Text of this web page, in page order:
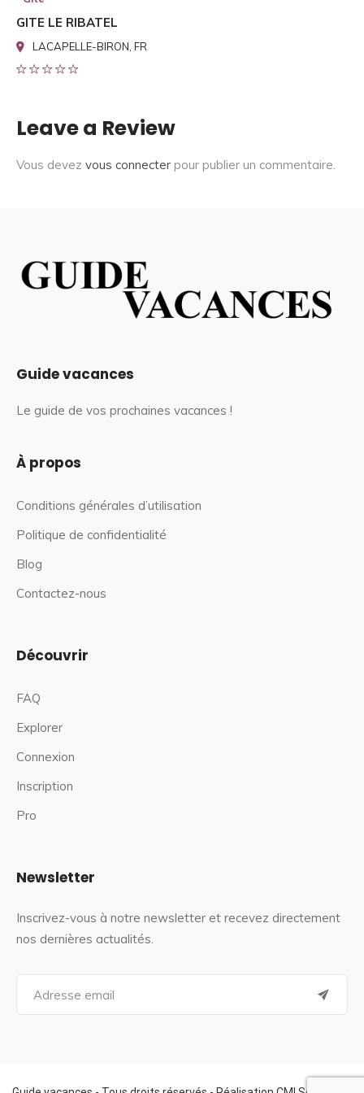
GITE LE RIBATEL
LACAPELLE-BIRON, FR
Leave a Review
Vous devez vous connecter pour publier un commentaire.
Guide vacances
Le guide de vos prochaines vacances !
À propos
Conditions générales d’utilisation
Politique de confidentialité
Blog
Contactez-nous
Découvrir
FAQ
Explorer
Connexion
Inscription
Pro
Newsletter
Inscrivez-vous à notre newsletter et recevez directement
nos dernières actualités.
a
f